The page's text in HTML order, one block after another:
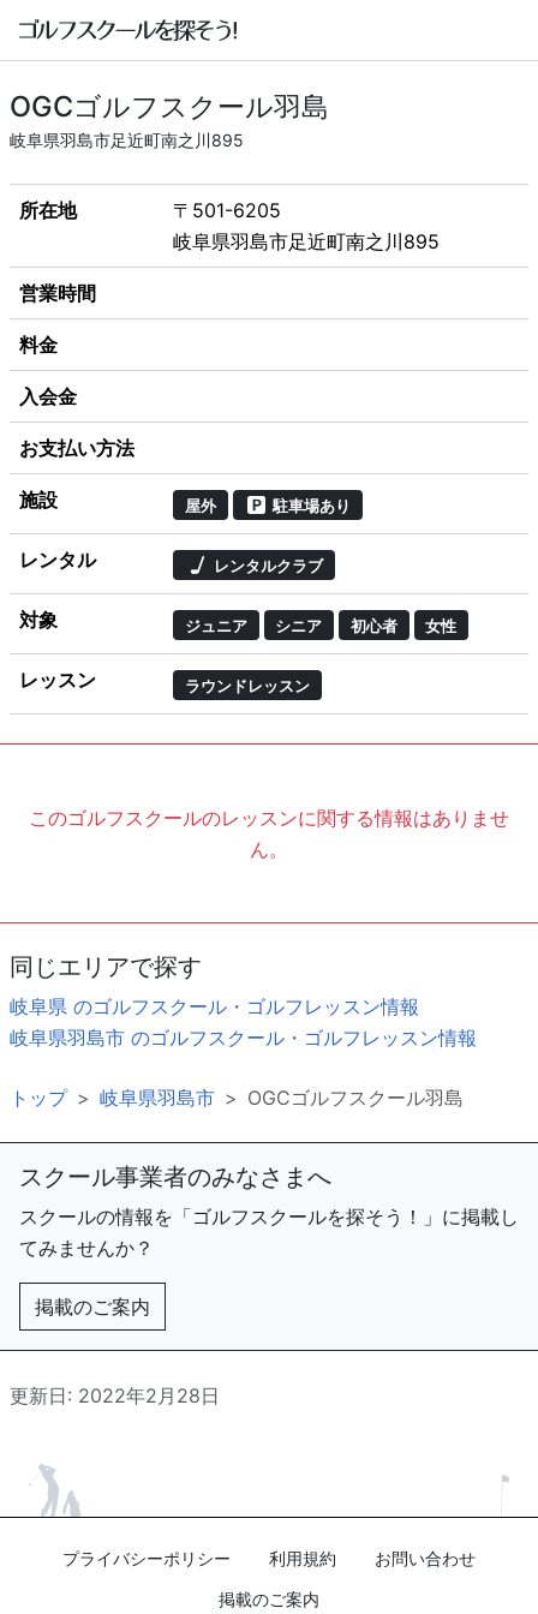
OGCゴルフスクール羽島
岐阜県羽島市足近町南之川895
所在地
〒501-6205
岐阜県羽島市足近町南之川895
営業時間
料金
入会金
お支払い方法
施設 屋外 駐車場あり
レンタル レンタルクラブ
対象 ジュニア シニア 初心者 女性
レッスン ラウンドレッスン
このゴルフスクールのレッスンに関する情報はありませ
ん。
同じエリアで探す
岐阜県 のゴルフスクール・ゴルフレッスン情報
岐阜県羽島市 のゴルフスクール・ゴルフレッスン情報
トップ 岐阜県羽島市 OGCゴルフスクール羽島
スクール事業者のみなさまへ
スクールの情報を「ゴルフスクールを探そう！」に掲載し
てみませんか？
掲載のご案内
更新日: 2022年2月28日
プライバシーポリシー 利用規約
お問い合わせ
掲載のご案内